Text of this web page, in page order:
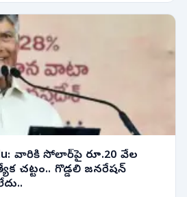
వారికి సోలార్‌పై రూ.20 వేల
చట్టం.. గొడ్డలి జనరేషన్